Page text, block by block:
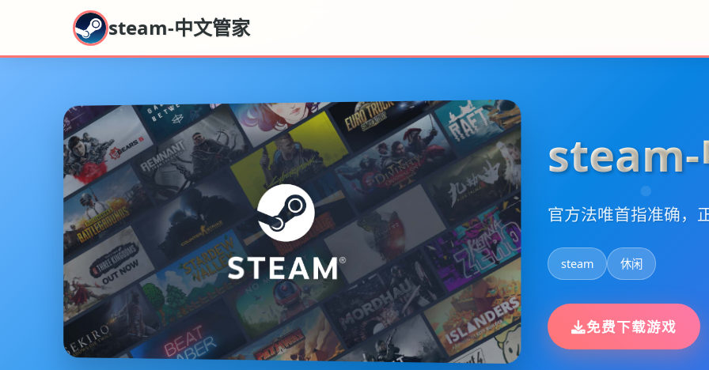
steam-中文管家
steam-
官方法唯首指准确，
steam 休闲
免费下载游戏